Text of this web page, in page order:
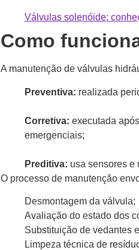
Válvulas solenóide:
Como
A manutenção de válvulas
Preventiva: realizada
Corretiva: executada
emergenciais;
Preditiva: usa sensores e
O processo de manutenção
Desmontagem da válvula;
Avaliação do estado dos
Substituição de vedantes
Limpeza técnica de